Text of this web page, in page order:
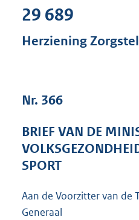
29 689
Herziening
Nr. 366
BRIEF VAN DE
SPORT
Aan de Voorzitter van de
Generaal